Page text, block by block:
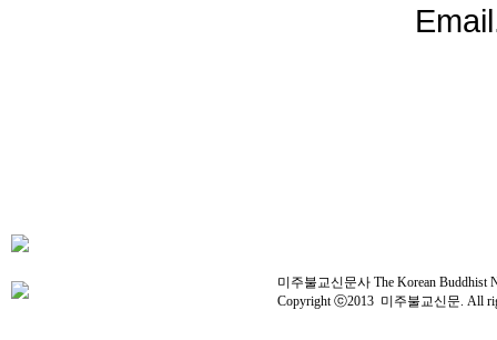
미주불교신문사 The Korean Buddhist
Copyright ⓒ2013 미주불교신문. All